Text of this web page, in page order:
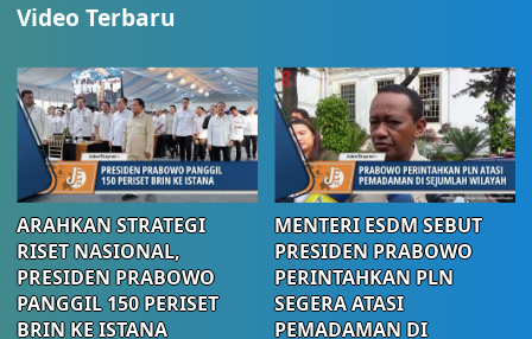
Video Terbaru
ARAHKAN STRATEGI
RISET NASIONAL,
PRESIDEN PRABOWO
PANGGIL 150 PERISET
BRIN KE ISTANA
MENTERI ESDM SEBUT
PRESIDEN PRABOWO
PERINTAHKAN PLN
SEGERA ATASI
PEMADAMAN DI